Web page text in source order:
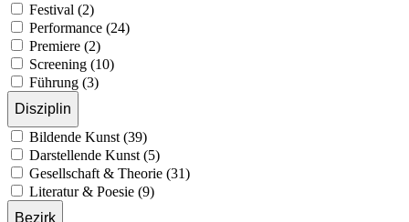
Festival (2)
Performance (24)
Premiere (2)
Screening (10)
Führung (3)
Disziplin
Bildende Kunst (39)
Darstellende Kunst (5)
Gesellschaft & Theorie (31)
Literatur & Poesie (9)
Bezirk